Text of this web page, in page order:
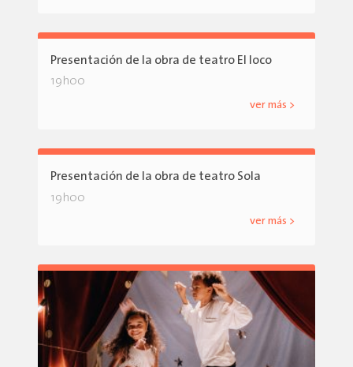
Presentación de la obra de teatro El loco
19h00
ver más >
Presentación de la obra de teatro Sola
19h00
ver más >